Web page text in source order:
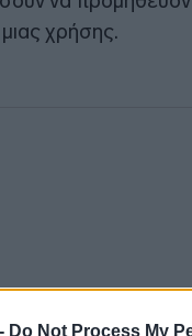
Do Not Process My
χρήσης.